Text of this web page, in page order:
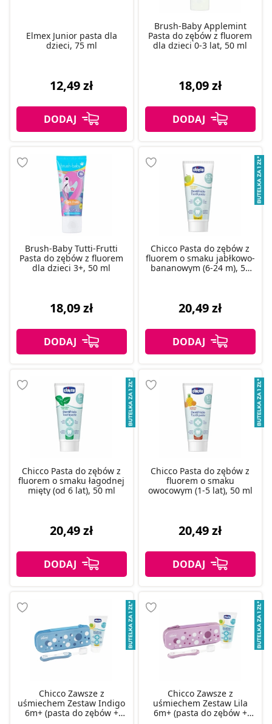
Elmex Junior pasta dla
dzieci, 75 ml
12,49 zł
Brush-Baby Applemint
Pasta do zębów z fluorem
dla dzieci 0-3 lat, 50 ml
18,09 zł
Brush-Baby Tutti-Frutti
Pasta do zębów z fluorem
dla dzieci 3+, 50 ml
18,09 zł
Chicco Pasta do zębów z
fluorem o smaku jabłkowo-
bananowym (6-24 m), 50
20,49 zł
Chicco Pasta do zębów z
fluorem o smaku łagodnej
mięty (od 6 lat), 50 ml
20,49 zł
Chicco Pasta do zębów z
fluorem o smaku
owocowym (1-5 lat), 50 ml
20,49 zł
Chicco Zawsze z
uśmiechem Zestaw Indigo
6m+ (pasta do zębów +
Chicco Zawsze z
uśmiechem Zestaw Lila
6m+ (pasta do zębów +